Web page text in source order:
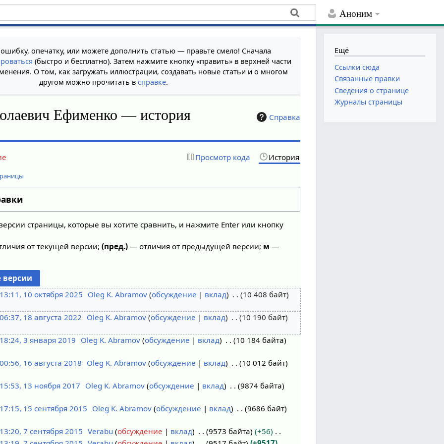
Аноним
опечатку, или можете дополнить статью — правьте смело! Сначала
(быстро и бесплатно). Затем нажмите кнопку «править» в верхней части
О том, как загружать иллюстрации, создавать новые статьи и о многом
другом можно прочитать в справке.
Справка
Ефименко — история
Просмотр кода История
страницы, которые вы хотите сравнить, и нажмите Enter или кнопку
от текущей версии;(пред.) — отличия от предыдущей версии; м —
13:11, 10 октября 2025 Oleg K. Abramov обсуждение вклад
10 408 байт
06:37, 18 августа 2022 Oleg K. Abramov обсуждение вклад
10 190 байт
18:24, 3 января 2019 Oleg K. Abramov обсуждение вклад
10 184 байта
00:56, 16 августа 2018 Oleg K. Abramov обсуждение вклад
10 012 байт
15:53, 13 ноября 2017 Oleg K. Abramov обсуждение вклад
9874 байта
17:15, 15 сентября 2015 Oleg K. Abramov обсуждение вклад
9686 байт
13:20, 7 сентября 2015 Verabu обсуждение вклад 9573 байта
+56
Ещё
Ссылки сюда
Связанные правки
Сведения о странице
Журналы страницы